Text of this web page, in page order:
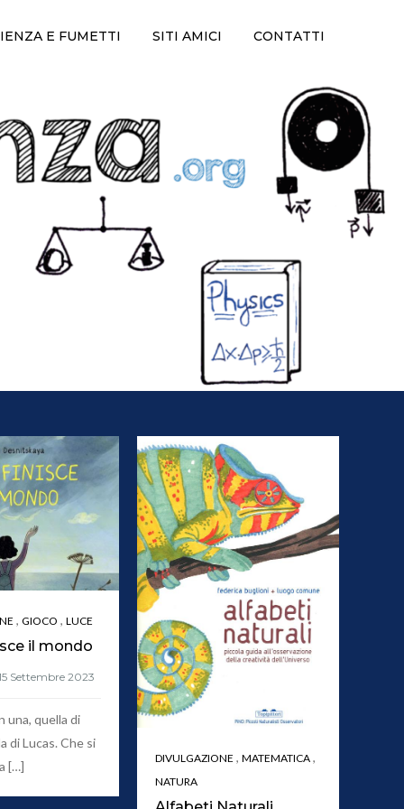
E FUMETTI SITI AMICI CONTATTI
, GIOCO , LUCE
il mondo
una, quella di
di Lucas. Che si
[…]
DIVULGAZIONE , MATEMATICA ,
NATURA